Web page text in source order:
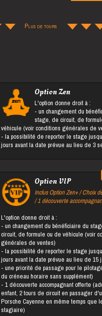
Plus de tours
Option Zen
L'option donne droit à :
- un changement du bénéficiaire du
stage, de circuit, de
véhicule (voir conditions générales de
- la possibilité de reporter le stage jusqu'à 5
jours avant la date prévue au lieu de 3
Option VIP
Inclus Option Zen+ / Choix
/ 1 découverte
L'option donne droit à :
- un changement du bénéficiaire du stage, de
circuit, de formule ou de véhicule (voir
générales de ventes)
- la possibilité de reporter le stage jusqu'à 5
jours avant la date prévue au lieu de 15
- une priorité de passage pour le pilotage (choix
du créneau horaire sans supplément)
- 1 découverte accompagnant offerte (adulte ou
enfant, 2 tours de circuit en passager
Porsche Cayenne en même temps que
stagiaire)